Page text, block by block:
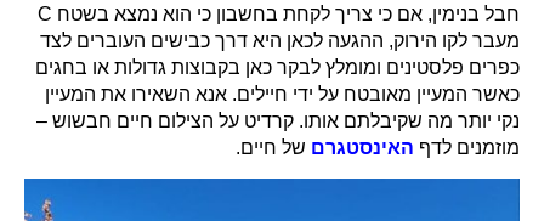
חבל בנימין, אם כי צריך לקחת בחשבון כי הוא נמצא בשטח C
מעבר לקו הירוק, ההגעה לכאן היא דרך כבישים העוברים לצד
כפרים פלסטינים ומומלץ לבקר כאן בקבוצות גדולות או בחגים
כאשר המעיין מאובטח על ידי חיילים. אנא השאירו את המעיין
נקי יותר מה שקיבלתם אותו. קרדיט על הצילום חיים חבשוש –
מוזמנים לדף האינסטגרם של חיים.